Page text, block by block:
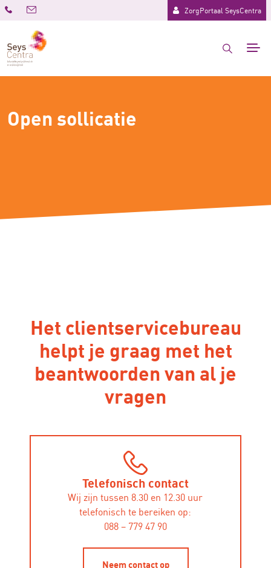
ZorgPortaal SeysCentra
Open sollicatie
Het clientservicebureau
helpt je graag met het
beantwoorden van al je
vragen
Telefonisch contact
Wij zijn tussen 8.30 en 12.30 uur
telefonisch te bereiken op:
088 – 779 47 90
Neem contact op